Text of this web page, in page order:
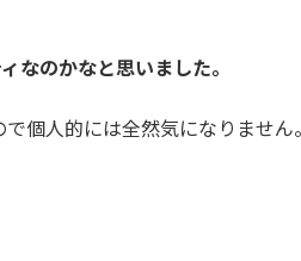
なのかなと思いました。
個人的には全然気になりません。